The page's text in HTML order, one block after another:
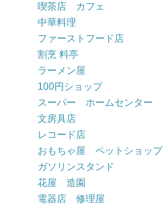
喫茶店 カフェ
中華料理
ファーストフード店
割烹 料亭
ラーメン屋
100円ショップ
スーパー ホームセンター
文房具店
レコード店
おもちゃ屋 ペットショップ
ガソリンスタンド
花屋 造園
電器店 修理屋